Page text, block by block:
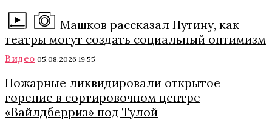
Машков рассказал Путину, как
театры могут создать социальный оптимизм
Видео 05.08.2026 19:55
Пожарные ликвидировали открытое
горение в сортировочном центре
«Вайлдберриз» под Тулой